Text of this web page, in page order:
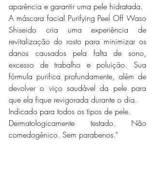
aparência e garantir uma pele hidratada.
A máscara facial Purifying Peel Off Waso
Shiseido cria uma experiência de
revitalização do rosto para minimizar os
danos causados pela falta de sono,
excesso de trabalho e poluição. Sua
fórmula purifica profundamente, além de
devolver o viço saudável da pele para
que ela fique revigorada durante o dia.
Indicado para todos os tipos de pele.
Dermatologicamente testado. Não
comedogênico. Sem parabenos.”